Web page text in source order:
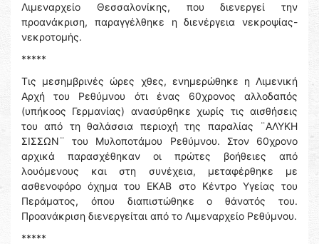
Λιμεναρχείο Θεσσαλονίκης, που διενεργεί την
προανάκριση, παραγγέλθηκε η διενέργεια νεκροψίας-
νεκροτομής.
*****
Τις μεσημβρινές ώρες χθες, ενημερώθηκε η Λιμενική
Αρχή του Ρεθύμνου ότι ένας 60χρονος αλλοδαπός
(υπήκοος Γερμανίας) ανασύρθηκε χωρίς τις αισθήσεις
του από τη θαλάσσια περιοχή της παραλίας ¨ΑΛΥΚΗ
ΣΙΣΣΩΝ¨ του Μυλοποτάμου Ρεθύμνου. Στον 60χρονο
αρχικά παρασχέθηκαν οι πρώτες βοήθειες από
λουόμενους και στη συνέχεια, μεταφέρθηκε με
ασθενοφόρο όχημα του ΕΚΑΒ στο Κέντρο Υγείας του
Περάματος, όπου διαπιστώθηκε ο θάνατός του.
Προανάκριση διενεργείται από το Λιμεναρχείο Ρεθύμνου.
*****